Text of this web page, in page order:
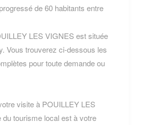
de 60 habitants entre
LES VIGNES est située
Vous trouverez ci-dessous les
pour toute demande ou
visite à POUILLEY LES
tourisme local est à votre